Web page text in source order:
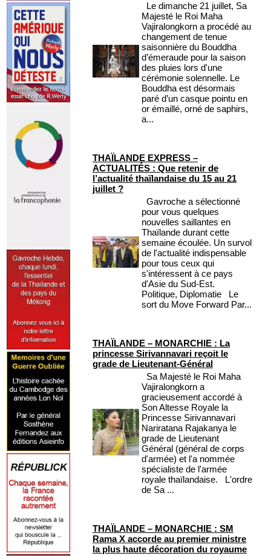
Le dimanche 21 juillet, Sa
Majesté le Roi Maha
Vajiralongkorn a procédé au
changement de tenue
saisonnière du Bouddha
d’émeraude pour la saison
des pluies lors d'une
cérémonie solennelle. Le
Bouddha est désormais
paré d’un casque pointu en
or émaillé, orné de saphirs,
a...
THAÏLANDE EXPRESS –
ACTUALITÉS : Que retenir de
l’actualité thaïlandaise du 15 au 21
juillet ?
Gavroche a sélectionné
pour vous quelques
nouvelles saillantes en
Thaïlande durant cette
semaine écoulée. Un survol
de l'actualité indispensable
pour tous ceux qui
s'intéressent à ce pays
d'Asie du Sud-Est.
Politique, Diplomatie Le
sort du Move Forward Par...
THAÏLANDE – MONARCHIE : La
princesse Sirivannavari reçoit le
grade de Lieutenant-Général
Sa Majesté le Roi Maha
Vajiralongkorn a
gracieusement accordé à
Son Altesse Royale la
Princesse Sirivannavari
Nariratana Rajakanya le
grade de Lieutenant
Général (général de corps
d'armée) et l'a nommée
spécialiste de l'armée
royale thaïlandaise. L'ordre
de Sa ...
THAÏLANDE – MONARCHIE : SM
Rama X accorde au premier ministre
la plus haute décoration du royaume